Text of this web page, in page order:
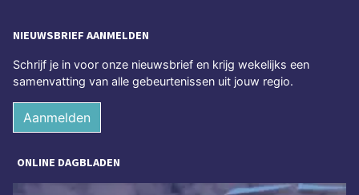
NIEUWSBRIEF AANMELDEN
Schrijf je in voor onze nieuwsbrief en krijg wekelijks een
samenvatting van alle gebeurtenissen uit jouw regio.
Aanmelden
ONLINE DAGBLADEN